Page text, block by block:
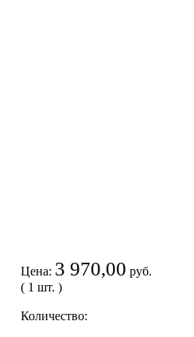
Цена: 3 970,00 руб.
( 1 шт. )
Количество: